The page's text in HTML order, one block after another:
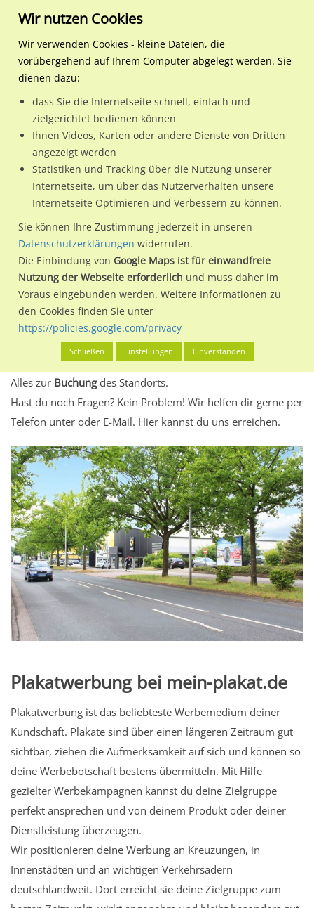
Regionale Plakatwerbung Niedersachsen
Oldenburg (Oldb), Stadt
Ammerländer Heerstr
Ammerländer Heerstr 140
Nutze günstige Werbemöglichkeiten am Standort
Ammerländer Heerstr 140im Ortsteil Wechloy)in
Oldenburg (Oldb), Stadt.
Wir erheben für jede unserer Werbeflächen individuelle und
aktuelleStandortinformationenundLeistungswerte. Damit
kannst du dich schon vor der Buchung im Detail über den
Standort, seine Reichweite und Werbewirkung sowie
eventuelle Beschränkungen in den zugelassenen
Werbeinhalten informieren.
Alles klar? Dann findest du direkt im unteren Teil dieser Seite
Alles zur Buchungdes Standorts.
Hast du noch Fragen? Kein Problem! Wir helfen dir gerne per
Telefon unter oder E-Mail. Hier kannst du uns erreichen.
Plakatwerbung bei mein-plakat.de
Plakatwerbung ist das beliebteste Werbemedium deiner
Kundschaft. Plakate sind über einen längeren Zeitraum gut
sichtbar, ziehen die Aufmerksamkeit auf sich und können so
deine Werbebotschaft bestens übermitteln. Mit Hilfe
gezielter Werbekampagnen kannst du deine Zielgruppe
perfekt ansprechen und von deinem Produkt oder deiner
Dienstleistung überzeugen.
Wir positionieren deine Werbung an Kreuzungen, in
Innenstädten und an wichtigen Verkehrsadern
deutschlandweit. Dort erreicht sie deine Zielgruppe zum
Wir nutzen Cookies
Wir verwenden Cookies - kleine Dateien, die
vorübergehend auf Ihrem Computer abgelegt werden. Sie
dienen dazu:
dass Sie die Internetseite schnell, einfach und
zielgerichtet bedienen können
Ihnen Videos, Karten oder andere Dienste von Dritten
angezeigt werden
Statistiken und Tracking über die Nutzung unserer
Internetseite, um über das Nutzerverhalten unsere
Internetseite Optimieren und Verbessern zu können.
Sie können Ihre Zustimmung jederzeit in unseren
Datenschutzerklärungen widerrufen.
Die Einbindung von Google Maps ist für einwandfreie
Nutzung der Webseite erforderlich und muss daher im
Voraus eingebunden werden. Weitere Informationen zu
den Cookies finden Sie unter
https://policies.google.com/privacy
Schließen Einstellungen Einverstanden